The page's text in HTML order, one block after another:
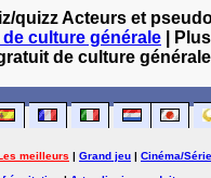
quizz Acteurs et
culture générale |
de culture générale
meilleurs | Grand jeu | Cinéma/